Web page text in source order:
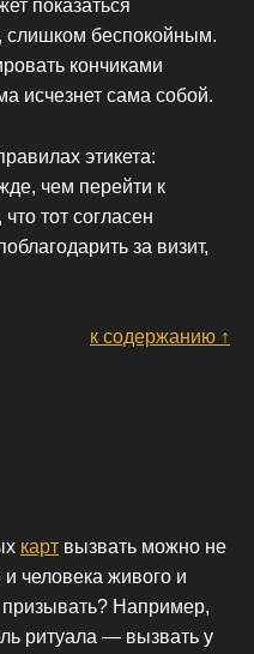
показаться
слишком беспокойным.
кончиками
исчезнет сама собой.
этикета:
чем перейти к
тот согласен
за визит,
к содержанию ↑
карт вызвать можно не
и человека живого и
Например,
ритуала — вызвать у